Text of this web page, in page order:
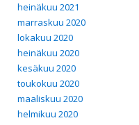
heinäkuu 2021
marraskuu 2020
lokakuu 2020
heinäkuu 2020
kesäkuu 2020
toukokuu 2020
maaliskuu 2020
helmikuu 2020